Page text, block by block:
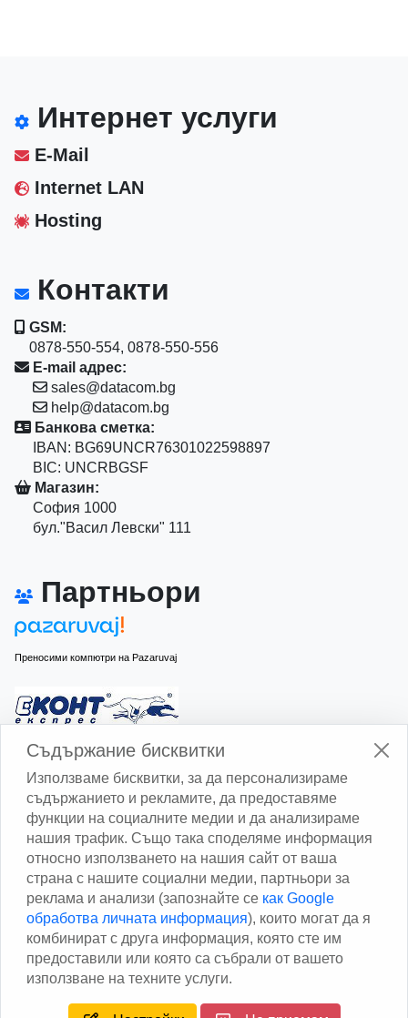
Интернет услуги
E-Mail
Internet LAN
Hosting
Контакти
GSM:
0878-550-554, 0878-550-556
E-mail адрес:
sales@datacom.bg
help@datacom.bg
Банкова сметка:
IBAN: BG69UNCR76301022598897
BIC: UNCRBGSF
Магазин:
София 1000
бул."Васил Левски" 111
Партньори
Преносими компютри на Pazaruvaj
Изчисли доставката с Еконт
Изчисли доставката със Спиди
Facebook
Съдържание бисквитки
Използваме бисквитки, за да персонализираме
съдържанието и рекламите, да предоставяме
функции на социалните медии и да анализираме
нашия трафик. Също така споделяме информация
относно използването на нашия сайт от ваша
страна с нашите социални медии, партньори за
реклама и анализи (запознайте се как Google
обработва личната информация), които могат да я
комбинират с друга информация, която сте им
предоставили или която са събрали от вашето
използване на техните услуги.